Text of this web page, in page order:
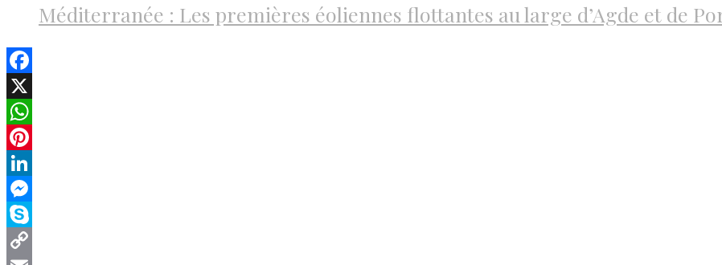
Méditerranée : Les premières éoliennes flottantes au large d’Agde et de
Facebook
X
WhatsApp
Pinterest
LinkedIn
Messenger
Skype